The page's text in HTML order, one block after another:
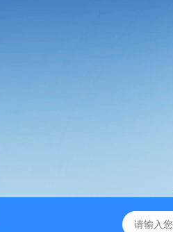
图像分析仪 DJ-MIAS金相仪